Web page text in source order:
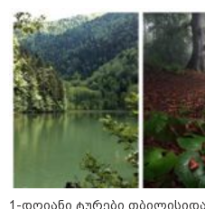
კატეგორიის ყველა
1-დღიანი ტურები